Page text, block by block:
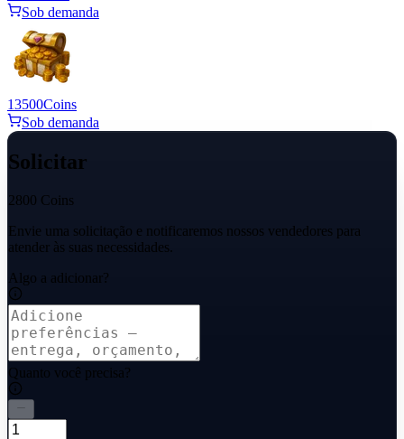
Sob demanda
13500Coins
Sob demanda
Solicitar
2800 Coins
Envie uma solicitação e notificaremos nossos vendedores para
atender às suas necessidades.
Algo a adicionar?
Quanto você precisa?